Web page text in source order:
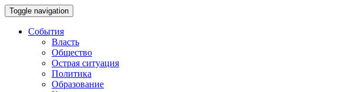
Toggle navigation
События
Власть
Общество
Острая ситуация
Политика
Образование